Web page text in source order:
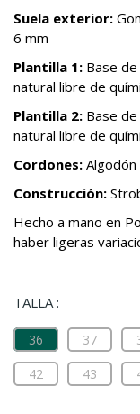
Suela exterior:
6 mm
Plantilla 1: Base
natural libre de
Plantilla 2: Base
natural libre de
Cordones:
Construcción:
Hecho a mano en
haber ligeras
TALLA :
36 37
42
43